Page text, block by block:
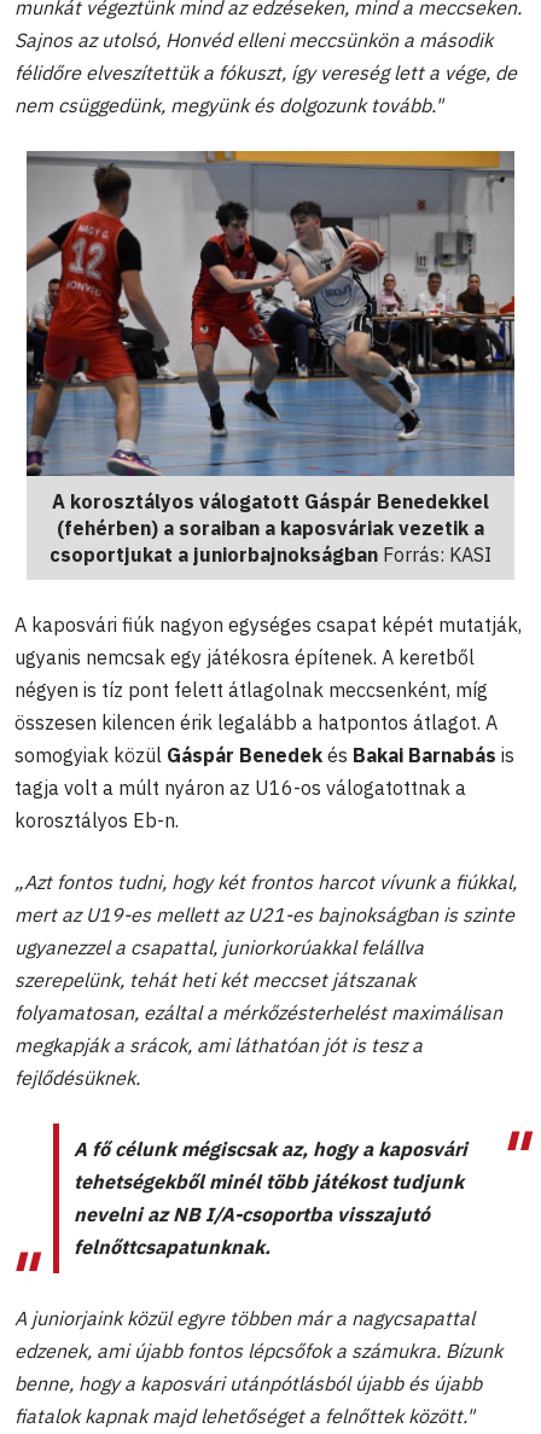
munkát végeztünk mind az edzéseken, mind a meccseken.
Sajnos az utolsó, Honvéd elleni meccsünkön a második
félidőre elveszítettük a fókuszt, így vereség lett a vége, de
nem csüggedünk, megyünk és dolgozunk tovább."
A korosztályos válogatott Gáspár Benedekkel
(fehérben) a soraiban a kaposváriak vezetik a
csoportjukat a juniorbajnokságban Forrás: KASI
A kaposvári fiúk nagyon egységes csapat képét mutatják,
ugyanis nemcsak egy játékosra építenek. A keretből
négyen is tíz pont felett átlagolnak meccsenként, míg
összesen kilencen érik legalább a hatpontos átlagot. A
somogyiak közül Gáspár Benedek és Bakai Barnabás is
tagja volt a múlt nyáron az U16-os válogatottnak a
korosztályos Eb-n.
„Azt fontos tudni, hogy két frontos harcot vívunk a fiúkkal,
mert az U19-es mellett az U21-es bajnokságban is szinte
ugyanezzel a csapattal, juniorkorúakkal felállva
szerepelünk, tehát heti két meccset játszanak
folyamatosan, ezáltal a mérkőzésterhelést maximálisan
megkapják a srácok, ami láthatóan jót is tesz a
fejlődésüknek.
A fő célunk mégiscsak az, hogy a kaposvári
tehetségekből minél több játékost tudjunk
nevelni az NB I/A-csoportba visszajutó
felnőttcsapatunknak.
A juniorjaink közül egyre többen már a nagycsapattal
edzenek, ami újabb fontos lépcsőfok a számukra. Bízunk
benne, hogy a kaposvári utánpótlásból újabb és újabb
fiatalok kapnak majd lehetőséget a felnőttek között."